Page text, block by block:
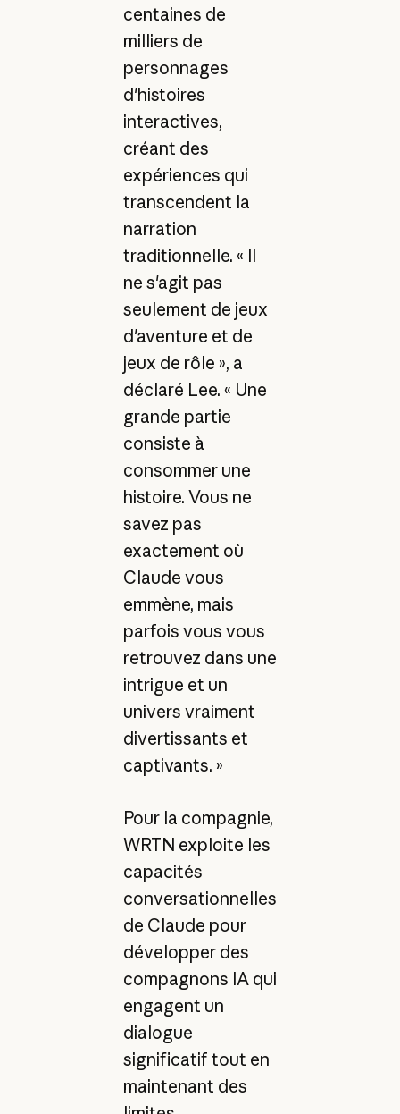
centaines de
milliers de
personnages
d'histoires
interactives,
créant des
expériences qui
transcendent la
narration
traditionnelle. « Il
ne s'agit pas
seulement de jeux
d'aventure et de
jeux de rôle », a
déclaré Lee. « Une
grande partie
consiste à
consommer une
histoire. Vous ne
savez pas
exactement où
Claude vous
emmène, mais
parfois vous vous
retrouvez dans une
intrigue et un
univers vraiment
divertissants et
captivants. »
Pour la compagnie,
WRTN exploite les
capacités
conversationnelles
de Claude pour
développer des
compagnons IA qui
engagent un
dialogue
significatif tout en
maintenant des